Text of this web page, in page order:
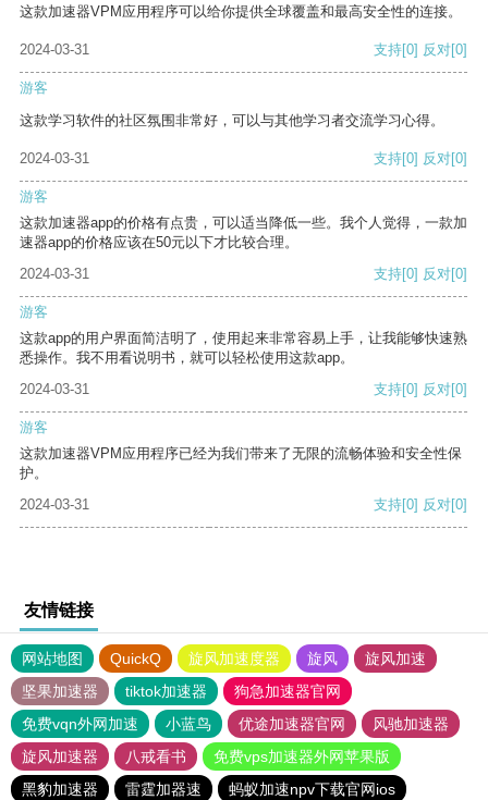
这款加速器VPM应用程序可以给你提供全球覆盖和最高安全性的连接。
2024-03-31 支持[0] 反对[0]
游客
这款学习软件的社区氛围非常好，可以与其他学习者交流学习心得。
2024-03-31 支持[0] 反对[0]
游客
这款加速器app的价格有点贵，可以适当降低一些。我个人觉得，一款加
速器app的价格应该在50元以下才比较合理。
2024-03-31
支持[0] 反对[0]
游客
这款app的用户界面简洁明了，使用起来非常容易上手，让我能够快速熟
悉操作。我不用看说明书，就可以轻松使用这款app。
2024-03-31
支持[0] 反对[0]
游客
这款加速器VPM应用程序已经为我们带来了无限的流畅体验和安全性保
护。
2024-03-31
支持[0] 反对[0]
友情链接
网站地图 QuickQ 旋风加速度器 旋风
旋风加速
坚果加速器
tiktok加速器
狗急加速器官网
免费vqn外网加速
小蓝鸟 优途加速器官网
风驰加速器
旋风加速器
八戒看书
免费vps加速器外网苹果版
黑豹加速器
雷霆加器速 蚂蚁加速npv下载官网ios